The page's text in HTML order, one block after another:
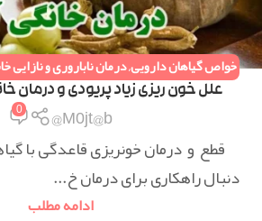
خواص گیاهان دارویی,درمان ناباروری و نازایی
طب سنتی,همه مقالات
علل خون ریزی زیاد پریودی و درمان
M0jt@b@
0
قطع و درمان خونریزی قاعدگی با
دنبال راهکاری برای درمان خ...
ادامه مطلب